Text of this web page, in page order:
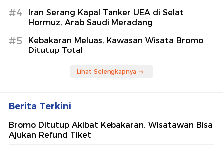
#4
Iran Serang Kapal Tanker UEA di Selat
Hormuz, Arab Saudi Meradang
#5
Kebakaran Meluas, Kawasan Wisata Bromo
Ditutup Total
Lihat Selengkapnya
Berita Terkini
Bromo Ditutup Akibat Kebakaran, Wisatawan Bisa
Ajukan Refund Tiket